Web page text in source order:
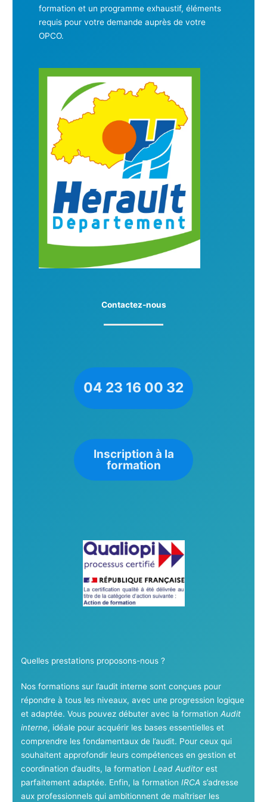
formation et un programme exhaustif, éléments
requis pour votre demande auprès de votre
OPCO.
Contactez-nous
04 23 16 00 32
Inscription à la
formation
Quelles prestations proposons-nous ?
Nos formations sur l’audit interne sont conçues pour
répondre à tous les niveaux, avec une progression logique
et adaptée. Vous pouvez débuter avec la formation Audit
interne, idéale pour acquérir les bases essentielles et
comprendre les fondamentaux de l’audit. Pour ceux qui
souhaitent approfondir leurs compétences en gestion et
coordination d’audits, la formation Lead Auditorest
parfaitement adaptée. Enfin, la formation IRCAs’adresse
aux professionnels qui ambitionnent de maîtriser les